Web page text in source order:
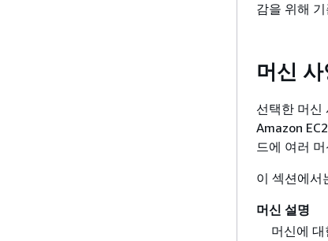
감을 위해
머신
선택한 머신
Amazon
드에 여러
이 섹션에서
머신 설명
머신에